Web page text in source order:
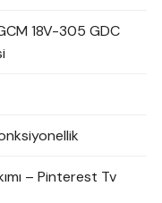
18V-305 GDC
– Pinterest Tv